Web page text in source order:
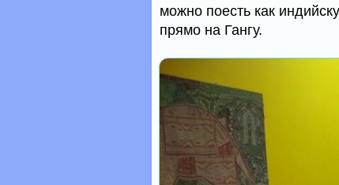
можно поесть как
прямо на Гангу.